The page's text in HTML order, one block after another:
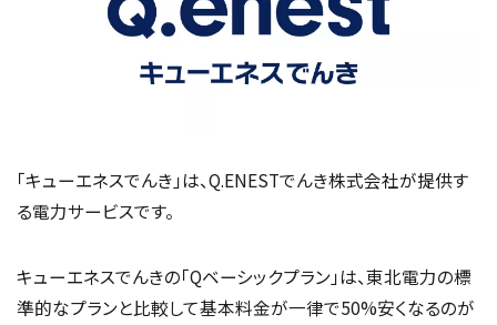
「キューエネスでんき」は、Q.ENESTでんき株式会社が提供す
る電力サービスです。
キューエネスでんきの「Qベーシックプラン」は、東北電力の標
準的なプランと比較して基本料金が一律で50%安くなるのが